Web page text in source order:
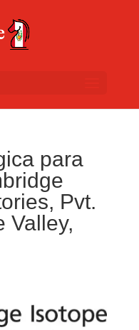
para
Pvt.
Valley,